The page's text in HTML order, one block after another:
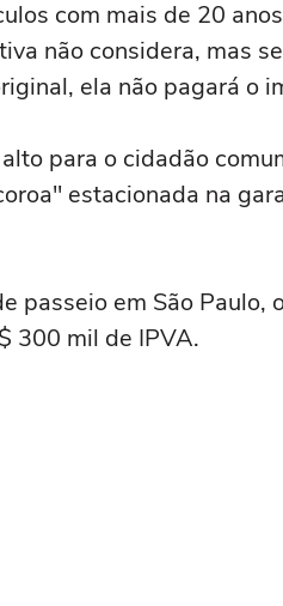
com mais de 20
não considera, mas
ela não pagará o
para o cidadão
estacionada na
passeio em São Paulo,
300 mil de IPVA.